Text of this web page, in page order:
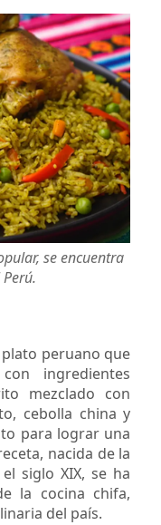
se encuentra
peruano que
ingredientes
mezclado con
cebolla china y
para lograr una
nacida de la
siglo XIX, se ha
la cocina chifa,
del país.